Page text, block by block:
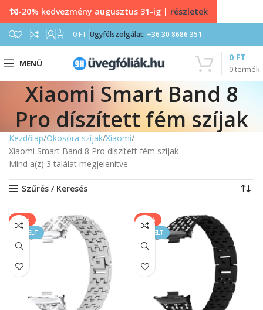
0 0 FT Ügyfélszolgálat: +36 30 8686 351
MENÜ
0termék
0 FT
Xiaomi Smart Band 8
Pro díszített fém szíjak
Kezdőlap Okosóra szíjak Xiaomi
Xiaomi Smart Band 8 Pro díszített fém szíjak
Mind a(z) 3 találat megjelenítve
Szűrés / Keresés
-20%
KIEMELT
-20%
KIEMELT
10-20% kedvezmény augusztus 31-ig | részletek